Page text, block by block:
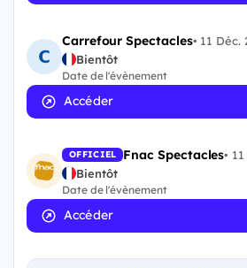
Carrefour Spectacles• 11 Déc.
Bientôt
Date de l'évènement
Accéder
OFFICIEL Fnac Spectacles•
Bientôt
Date de l'évènement
Accéder